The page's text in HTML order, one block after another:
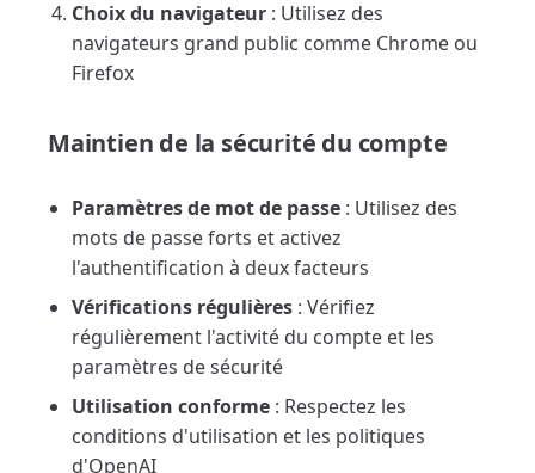
Choix du navigateur : Utilisez des
navigateurs grand public comme Chrome ou
Firefox
Maintien de la sécurité du compte
Paramètres de mot de passe : Utilisez des
mots de passe forts et activez
l'authentification à deux facteurs
Vérifications régulières : Vérifiez
régulièrement l'activité du compte et les
paramètres de sécurité
Utilisation conforme : Respectez les
conditions d'utilisation et les politiques
d'OpenAI